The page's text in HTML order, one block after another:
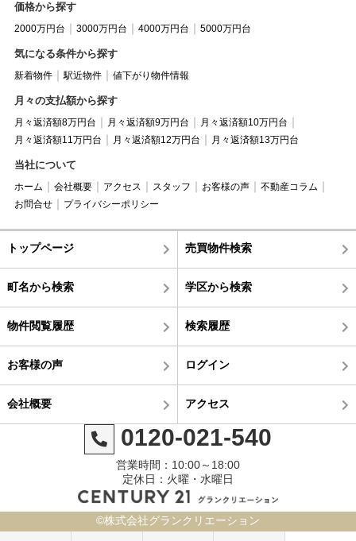
価格から探す
2000万円台 3000万円台 4000万円台 5000万円台
気になる条件から探す
新着物件 駅近物件 値下がり物件情報
月々の支払額から探す
月々返済額8万円台 月々返済額9万円台
月々返済額10万円台
月々返済額11万円台
月々返済額12万円台 月々返済額13万円台
当社について
ホーム 会社概要 アクセス スタッフ お客様の声
不動産コラム
お問合せ
プライバシーポリシー
トップページ 売買物件検索
町名から検索 学区から検索
物件閲覧履歴 検索履歴
お客様の声 ログイン
会社概要 アクセス
0120-021-540
営業時間：10:00～18:00
定休日：火曜・水曜日
©株式会社グランクリエーション